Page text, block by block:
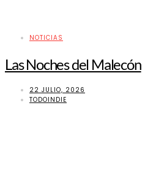
NOTICIAS
Las Noches del Malecón
22 JULIO, 2026
TODOINDIE